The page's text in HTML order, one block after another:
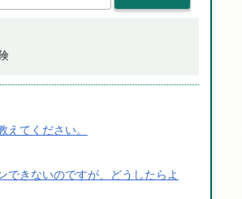
えてください。
できないのですが、どうしたらよ